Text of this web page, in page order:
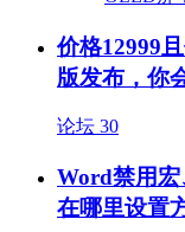
价格12999
版发布，你
论坛 30
Word禁用宏
在哪里设置